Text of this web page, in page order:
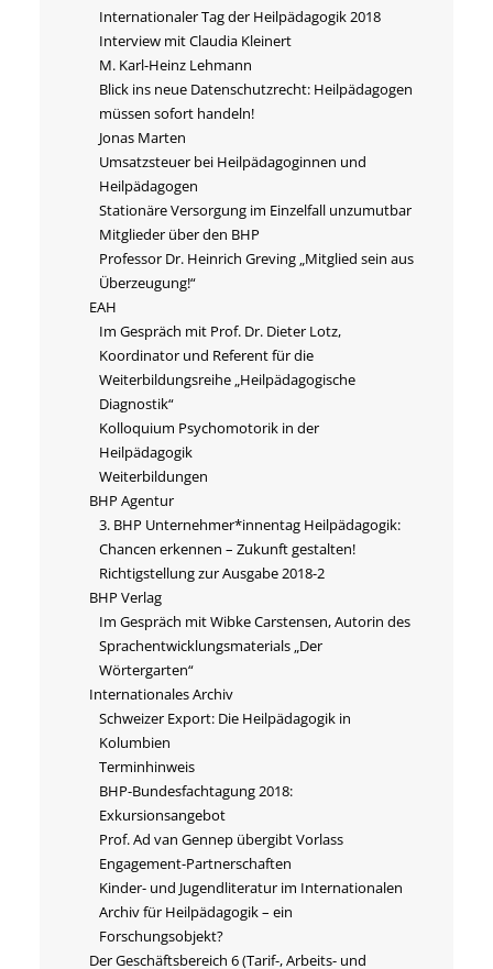
Internationaler Tag der Heilpädagogik 2018
Interview mit Claudia Kleinert
M. Karl-Heinz Lehmann
Blick ins neue Datenschutzrecht: Heilpädagogen
müssen sofort handeln!
Jonas Marten
Umsatzsteuer bei Heilpädagoginnen und
Heilpädagogen
Stationäre Versorgung im Einzelfall unzumutbar
Mitglieder über den BHP
Professor Dr. Heinrich Greving „Mitglied sein aus
Überzeugung!“
EAH
Im Gespräch mit Prof. Dr. Dieter Lotz,
Koordinator und Referent für die
Weiterbildungsreihe „Heilpädagogische
Diagnostik“
Kolloquium Psychomotorik in der
Heilpädagogik
Weiterbildungen
BHP Agentur
3. BHP Unternehmer*innentag Heilpädagogik:
Chancen erkennen – Zukunft gestalten!
Richtigstellung zur Ausgabe 2018-2
BHP Verlag
Im Gespräch mit Wibke Carstensen, Autorin des
Sprachentwicklungsmaterials „Der
Wörtergarten“
Internationales Archiv
Schweizer Export: Die Heilpädagogik in
Kolumbien
Terminhinweis
BHP-Bundesfachtagung 2018:
Exkursionsangebot
Prof. Ad van Gennep übergibt Vorlass
Engagement-Partnerschaften
Kinder- und Jugendliteratur im Internationalen
Archiv für Heilpädagogik – ein
Forschungsobjekt?
Der Geschäftsbereich 6 (Tarif-, Arbeits- und